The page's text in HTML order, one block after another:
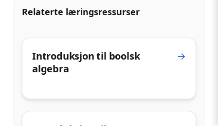
Relaterte læringsressurser
Introduksjon til boolsk
algebra
→